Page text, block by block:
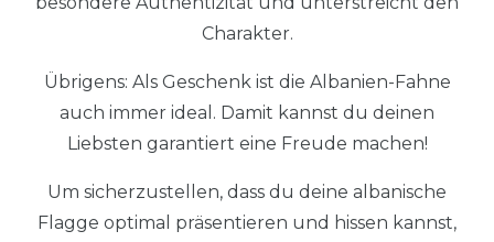
Charakter.
Übrigens: Als Geschenk ist die Albanien-Fahne
auch immer ideal. Damit kannst du deinen
Liebsten garantiert eine Freude machen!
Um sicherzustellen, dass du deine albanische
Flagge optimal präsentieren und hissen kannst,